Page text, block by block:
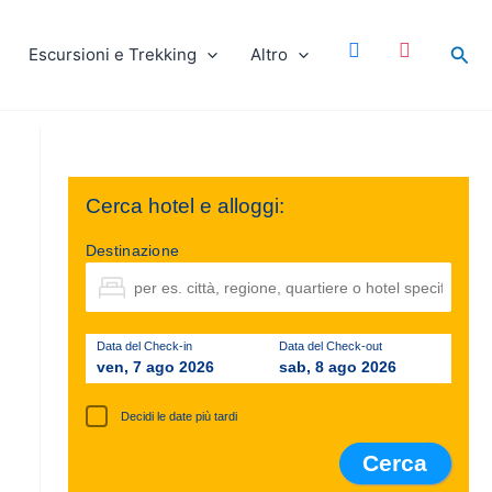
Escursioni e Trekking Altro
Cerca hotel e alloggi:
Destinazione
Data del Check-in
ven, 7 ago 2026
Data del Check-out
sab, 8 ago 2026
Decidi le date più tardi